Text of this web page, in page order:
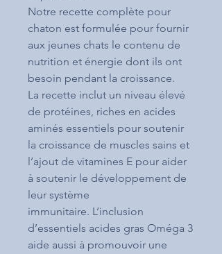
Notre recette complète pour
chaton est formulée pour fournir
aux jeunes chats le contenu de
nutrition et énergie dont ils ont
besoin pendant la croissance.
La recette inclut un niveau élevé
de protéines, riches en acides
aminés essentiels pour soutenir
la croissance de muscles sains et
l’ajout de vitamines E pour aider
à soutenir le développement de
leur système
immunitaire. L’inclusion
d’essentiels acides gras Oméga 3
aide aussi à promouvoir une